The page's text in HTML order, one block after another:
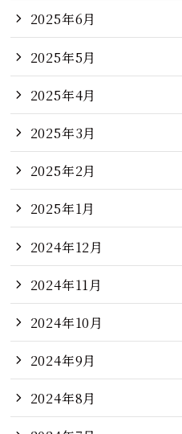
2025年6月
2025年5月
2025年4月
2025年3月
2025年2月
2025年1月
2024年12月
2024年11月
2024年10月
2024年9月
2024年8月